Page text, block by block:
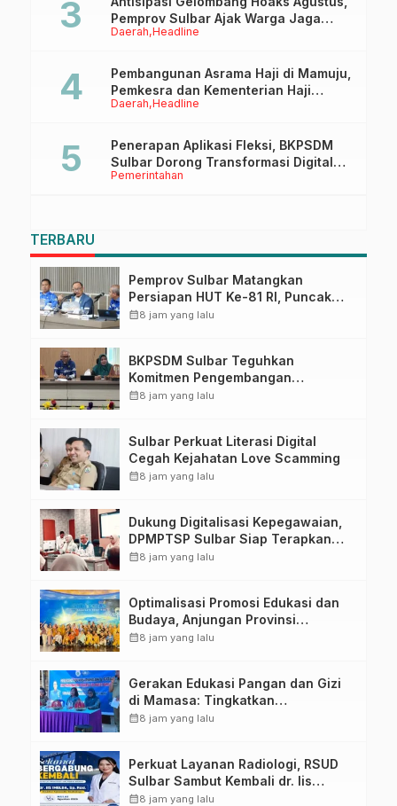
Daerah Headline
Pemprov Sulbar Ajak Warga Jaga
Ruang Digital
Daerah Headline
Pembangunan Asrama Haji di Mamuju,
Pemkesra dan Kementerian Haji
Sulbar Tinjau Lokasi
Pemerintahan
Penerapan Aplikasi Fleksi, BKPSDM
Sulbar Dorong Transformasi Digital
Sistem Kehadiran ASN
TERBARU
Pemprov Sulbar Matangkan
Persiapan HUT Ke-81 RI, Puncak
Upacara di Lapangan Ahmad
calendar_month8 jam yang lalu
BKPSDM Sulbar Teguhkan
Komitmen Pengembangan
Kompetensi ASN melalui
calendar_month8 jam yang lalu
Sulbar Perkuat Literasi Digital
Cegah Kejahatan Love Scamming
calendar_month8 jam yang lalu
Dukung Digitalisasi Kepegawaian,
DPMPTSP Sulbar Siap Terapkan
Aplikasi FLEKSI ASN
calendar_month8 jam yang lalu
Optimalisasi Promosi Edukasi dan
Budaya, Anjungan Provinsi
Sulawesi Barat Perkuat Kolaborasi
calendar_month8 jam yang lalu
Gerakan Edukasi Pangan dan Gizi
di Mamasa: Tingkatkan
Pengetahuan dan Keterampilan
calendar_month8 jam yang lalu
Perkuat Layanan Radiologi, RSUD
Sulbar Sambut Kembali dr. Iis
Imelda, Sp.Rad
calendar_month8 jam yang lalu